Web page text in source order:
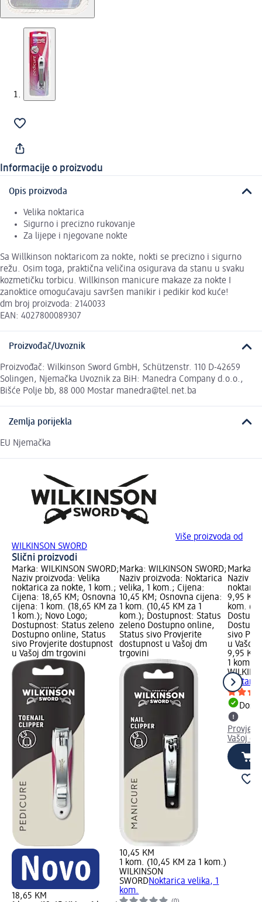
Informacije o proizvodu
Opis proizvoda
Velika noktarica
Sigurno i precizno rukovanje
Za lijepe i njegovane nokte
Sa Willkinson noktaricom za nokte, nokti se precizno i sigurno
režu. Osim toga, praktična veličina osigurava da stanu u svaku
kozmetičku torbicu. Willkinson manicure makaze za nokte I
zanoktice omogućavaju savršen manikir i pedikir kod kuće!
dm broj proizvoda: 2140033
EAN: 4027800089307
Proizvođač/Uvoznik
Proizvođač: Wilkinson Sword GmbH, Schützenstr. 110 D-42659
Solingen, Njemačka Uvoznik za BiH: Manedra Company d.o.o.,
Bišće Polje bb, 88 000 Mostar manedra@tel.net.ba
Zemlja porijekla
EU Njemačka
Više proizvoda od
WILKINSON SWORD
Slični proizvodi
Marka: WILKINSON SWORD;
Naziv proizvoda: Velika
noktarica za nokte, 1 kom.;
Cijena: 18,65 KM; Osnovna
cijena: 1 kom. (18,65 KM za
1 kom.); Novo Logo;
Dostupnost: Status zeleno
Dostupno online, Status
sivo Provjerite dostupnost
u Vašoj dm trgovini
18,65 KM
Marka: WILKINSON SWORD;
Naziv proizvoda: Noktarica
velika, 1 kom.; Cijena:
10,45 KM; Osnovna cijena:
1 kom. (10,45 KM za 1
kom.); Dostupnost: Status
zeleno Dostupno online,
Status sivo Provjerite
dostupnost u Vašoj dm
trgovini
10,45 KM
1 kom. (10,45 KM za 1 kom.)
WILKINSON
SWORDNoktarica velika, 1
kom.
Marka:
Naziv
9,95
kom.
sivo
u Vašoj
9,95 KM
1 kom.
Vašoj